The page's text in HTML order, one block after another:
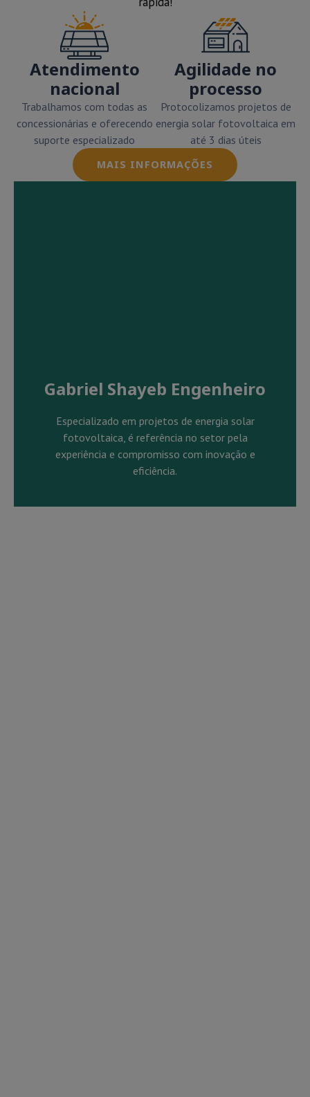
Atendimento
nacional
Trabalhamos com todas as
concessionárias e oferecendo
suporte especializado
Agilidade no
processo
Protocolizamos projetos de
energia solar fotovoltaica em
até 3 dias úteis
MAIS INFORMAÇÕES
Gabriel Shayeb Engenheiro
Especializado em projetos de energia solar
fotovoltaica, é referência no setor pela
experiência e compromisso com inovação e
eficiência.